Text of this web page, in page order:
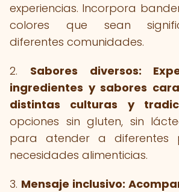
experiencias. Incorpora
colores que sean
diferentes comunidades.
2. Sabores diversos:
ingredientes y sabores
distintas culturas y
opciones sin gluten, sin
para atender a diferentes
necesidades alimenticias.
3. Mensaje inclusivo: